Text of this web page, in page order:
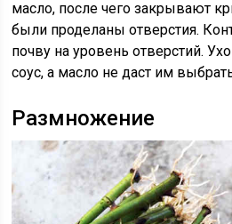
масло, после чего закрывают
были проделаны отверстия.
почву на уровень отверстий.
соус, а масло не даст им
Размножение